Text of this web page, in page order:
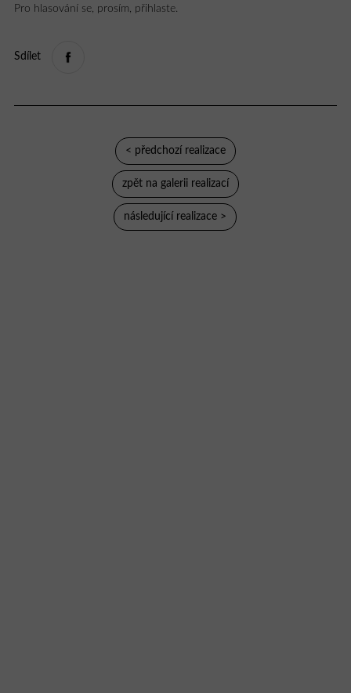
Pro hlasování se, prosím, přihlaste.
Sdílet
< předchozí realizace
zpět na galerii realizací
následující realizace >